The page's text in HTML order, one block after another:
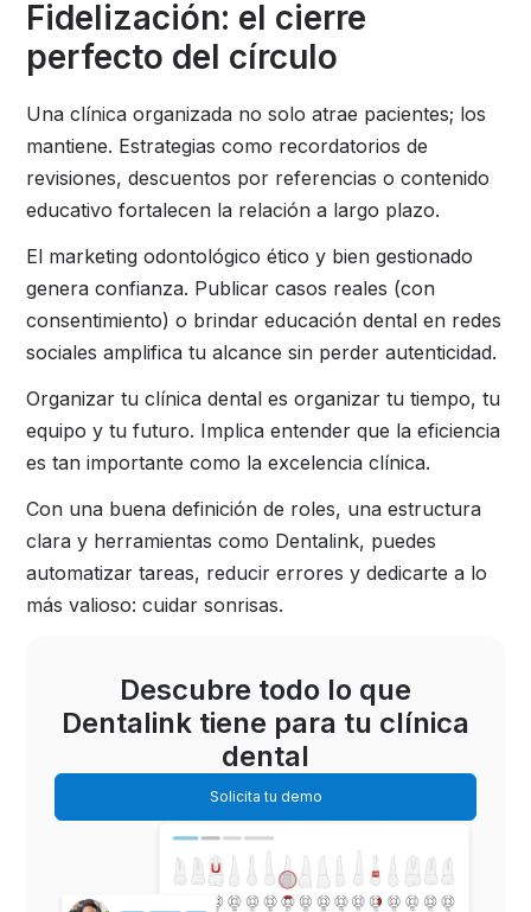
Fidelización: el cierre
perfecto del círculo
Una clínica organizada no solo atrae pacientes; los
mantiene. Estrategias como recordatorios de
revisiones, descuentos por referencias o contenido
educativo fortalecen la relación a largo plazo.
El marketing odontológico ético y bien gestionado
genera confianza. Publicar casos reales (con
consentimiento) o brindar educación dental en redes
sociales amplifica tu alcance sin perder autenticidad.
Organizar tu clínica dental es organizar tu tiempo, tu
equipo y tu futuro. Implica entender que la eficiencia
es tan importante como la excelencia clínica.
Con una buena definición de roles, una estructura
clara y herramientas como Dentalink, puedes
automatizar tareas, reducir errores y dedicarte a lo
más valioso: cuidar sonrisas.
Descubre todo lo que
Dentalink tiene para tu clínica
dental
Solicita tu demo